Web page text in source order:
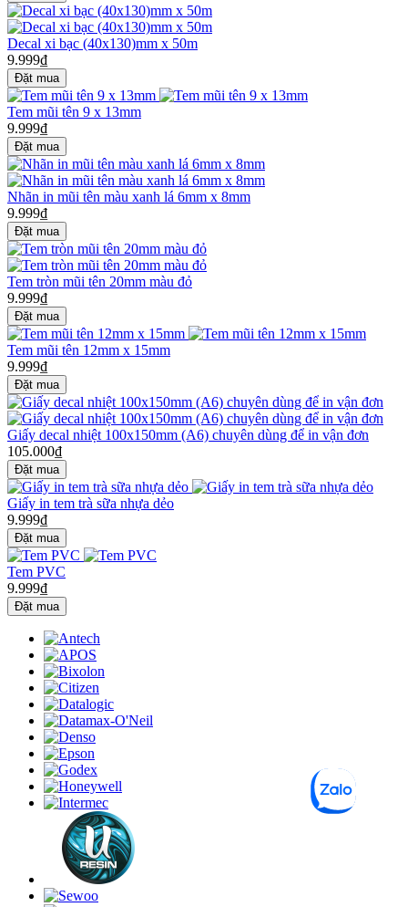
Decal xi bạc (40x130)mm x 50m
9.999₫
Tem mũi tên 9 x 13mm
9.999₫
Nhãn in mũi tên màu xanh lá 6mm x 8mm
9.999₫
Tem tròn mũi tên 20mm màu đỏ
9.999₫
Tem mũi tên 12mm x 15mm
9.999₫
Giấy decal nhiệt 100x150mm (A6) chuyên dùng để in vận đơn
105.000₫
Giấy in tem trà sữa nhựa dẻo
9.999₫
Tem PVC
9.999₫